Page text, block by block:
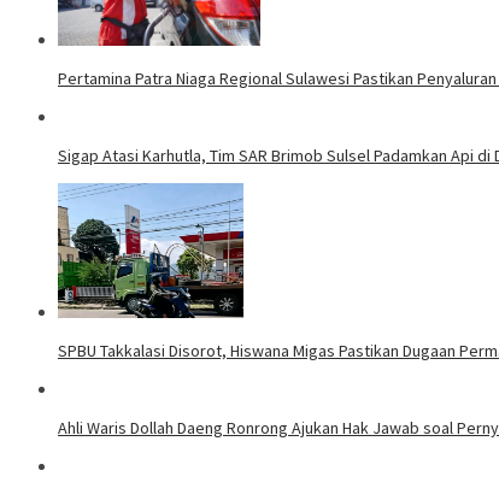
Pertamina Patra Niaga Regional Sulawesi Pastikan
Sigap Atasi Karhutla, Tim SAR Brimob Sulsel Padamkan Api di
SPBU Takkalasi Disorot, Hiswana Migas Pastikan Dugaan
Ahli Waris Dollah Daeng Ronrong Ajukan Hak Jawab soal